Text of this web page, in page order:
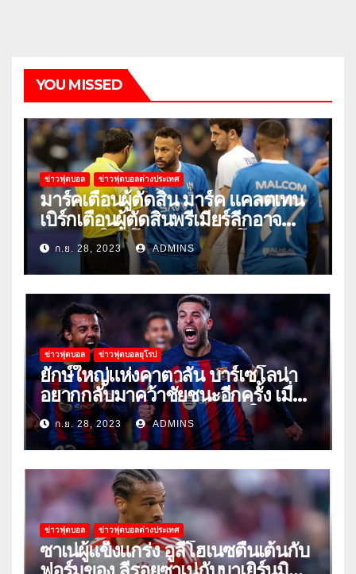
YOU MISSED
ข่าวฟุตบอล ข่าวฟุตบอลต่างประเทศ
มาร์คเตือนผู้ตัดสิน มาร์ค แคลตเทน
เบิร์กเตือนผู้ตัดสินพรีเมียร์ลีกอาจ
‘ยอมแพ้ในยูโรหรือฟุตบอลโลก’
ก.ย. 28, 2023 ADMINS
ข่าวฟุตบอล ข่าวฟุตบอลยุโรป
ยักษ์ใหญ่แห่งคาตาลัน บาร์เซโลน่า
อยากกลับมาคว้าชัยชนะอีกครั้ง เมื่อ
พวกเขาเปิดบ้านรับมือเซบีย่าในลีก
ก.ย. 28, 2023 ADMINS
ข่าวฟุตบอล ข่าวฟุตบอลต่างประเทศ
ซาเน่ผู้แข็งแกร่ง อูลี่โฮเนซตื่นเต้นกับ